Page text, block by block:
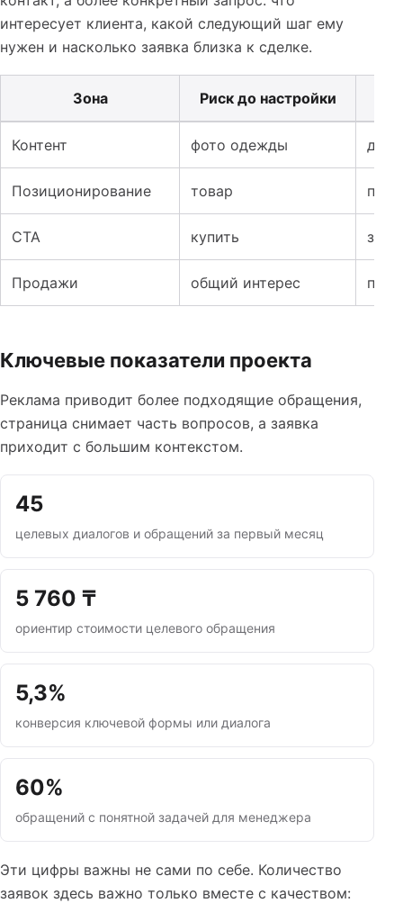
интересует клиента, какой следующий шаг ему
нужен и насколько заявка близка к сделке.
Зона Риск до настройки
Контент фото одежды
Позиционирование товар
CTA купить
Продажи общий интерес
Ключевые показатели проекта
Реклама приводит более подходящие обращения,
страница снимает часть вопросов, а заявка
приходит с большим контекстом.
45
целевых диалогов и обращений за первый месяц
5 760 ₸
ориентир стоимости целевого обращения
5,3%
конверсия ключевой формы или диалога
60%
обращений с понятной задачей для менеджера
Эти цифры важны не сами по себе. Количество
заявок здесь важно только вместе с качеством: